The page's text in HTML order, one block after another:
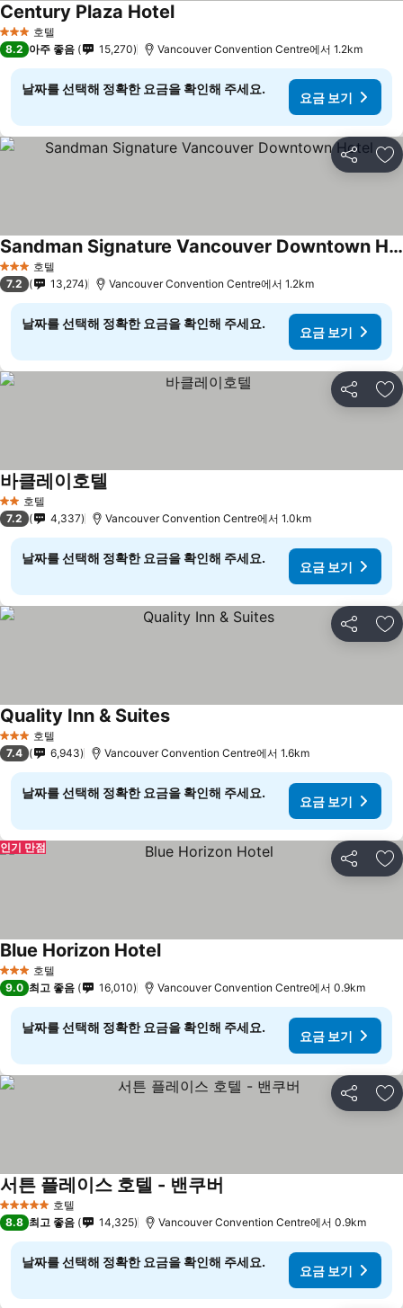
3 성급 호텔
Century Plaza Hotel
8.2 아주 좋음 15,270 Vancouver Convention Centre에서 1.2km
날짜를 선택해 정확한 요금을 확인해 주세요.
요금 보기
공유 즐
3 성급 호텔
Sandman Signature Vancouver Downtown Hotel
7.2 13,274 Vancouver Convention Centre에서 1.2km
날짜를 선택해 정확한 요금을 확인해 주세요.
요금 보기
공유 즐
2 성급호텔
바클레이호텔
7.2 4,337 Vancouver Convention Centre에서 1.0km
날짜를 선택해 정확한 요금을 확인해 주세요.
요금 보기
공유 즐
3 성급 호텔
Quality Inn & Suites
7.4 6,943 Vancouver Convention Centre에서 1.6km
날짜를 선택해 정확한 요금을 확인해 주세요.
요금 보기
공유 즐
인기 만점
3 성급 호텔
Blue Horizon Hotel
9.0 최고 좋음 16,010 Vancouver Convention Centre에서 0.9km
날짜를 선택해 정확한 요금을 확인해 주세요.
요금 보기
공유 즐
5 성급 호텔
서튼 플레이스 호텔 - 밴쿠버
8.8 최고 좋음 14,325 Vancouver Convention Centre에서 0.9km
날짜를 선택해 정확한 요금을 확인해 주세요.
요금 보기